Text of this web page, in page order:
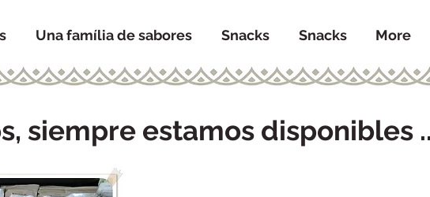
Una família de sabores Snacks Snacks More
siempre estamos disponibles